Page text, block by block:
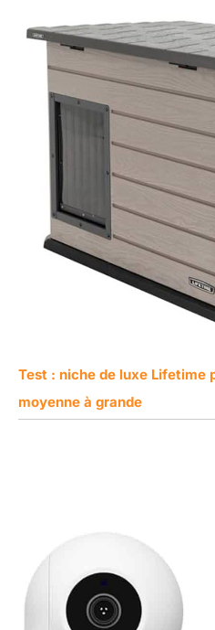
Test : niche de luxe Lifetime
moyenne à grande